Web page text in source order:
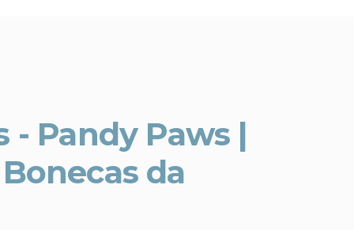
- Pandy Paws |
da